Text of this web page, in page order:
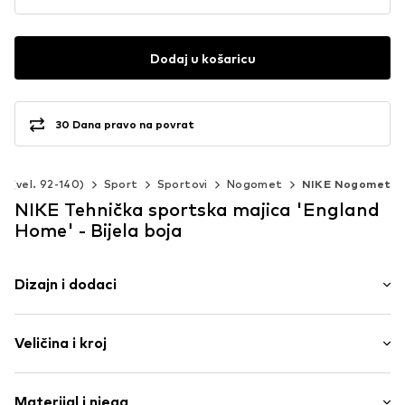
Dodaj u košaricu
30 Dana pravo na povrat
(vel. 92-140) Sport Sportovi Nogomet NIKE Nogomet
NIKE Tehnička sportska majica 'England
Home' - Bijela boja
Dizajn i dodaci
Uvezano
Rastezljivi/rebrasti ovratnik
Rebrasti rub rukava
Veličina i kroj